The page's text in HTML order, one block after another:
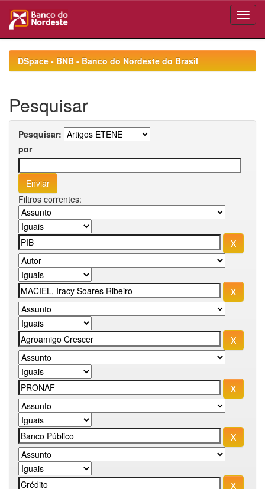
navigationDSpace - BNB - Banco do Nordeste do Brasil
Pesquisar
Pesquisar:
por
Filtros correntes: